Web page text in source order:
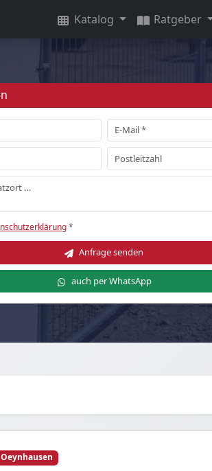
Katalog Ratgeber
*
Anfrage senden
auch per WhatsApp